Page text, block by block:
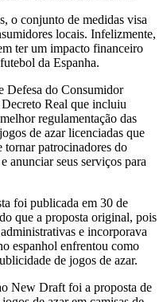
o conjunto de medidas visa
locais. Infelizmente,
ter um impacto financeiro
da Espanha.
Defesa do Consumidor
Real que incluiu
regulamentação das
de azar licenciadas que
tornar patrocinadores do
anunciar seus serviços para
foi publicada em 30 de
que a proposta original, pois
e incorporava
espanhol enfrentou como
de jogos de azar.
New Draft foi a proposta de